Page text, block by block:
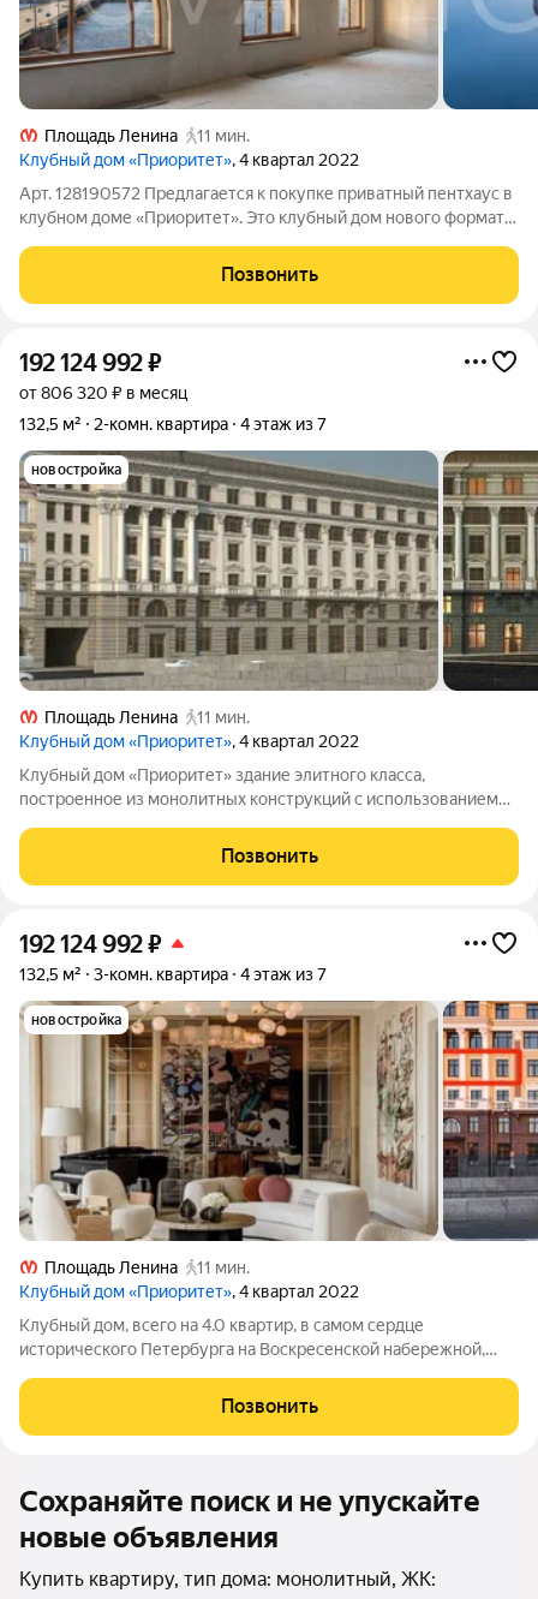
Площадь Ленина
11 мин.
Клубный дом «Приоритет», 4 квартал 2022
Арт. 128190572 Предлагается к покупке приватный пентхаус в
клубном доме «Приоритет». Это клубный дом нового формата,
уровня пятизвездочного отеля. Всего 40 резиденций в
историческом центре
Позвонить
192 124 992₽
от 806 320 ₽ в месяц
132,5 м²
2-комн. квартира 4 этаж из 7
новостройка
Площадь Ленина
11 мин.
Клубный дом «Приоритет», 4 квартал 2022
Клубный дом «Приоритет» здание элитного класса,
построенное из монолитных конструкций с использованием
этажей и 2 подземных уровня, всего один корпус и 40 квартир.
Отделка в квартирах пока
Позвонить
192 124 992₽
132,5 м² 3-комн. квартира 4 этаж из 7
новостройка
Площадь Ленина
11 мин.
Клубный дом «Приоритет», 4 квартал 2022
Клубный дом, всего на 4.0 квартир, в самом сердце
исторического Петербурга на Воскресенской набережной,
открывает великолепный вид на акваторию Невы и
петербургские мосты. В районе современной
Позвонить
Сохраняйте поиск и не упускайте
новые объявления
Купить квартиру, тип дома: монолитный, ЖК: